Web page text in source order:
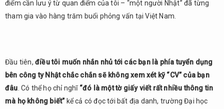
điểm cần lưu ý từ quan điểm của tôi – “một người Nhật” đã từng
tham gia vào hàng trăm buổi phỏng vấn tại Việt Nam.
Đầu tiên, điều tôi muốn nhắn nhủ tới các bạn là phía tuyển dụng
bên công ty Nhật chắc chắn sẽ không xem xét kỹ “CV” của bạn
đâu . Có thể họ chỉ nghĩ “đó là một tờ giấy viết rất nhiều thông tin
mà họ không biết”kể cả có đọc tới bất địa danh, trường Đại học